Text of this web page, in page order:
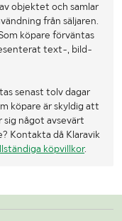
objektet och samlar
från säljaren.
köpare förväntas
text-, bild-
senast tolv dagar
köpare är skyldig att
något avsevärt
Kontakta då Klaravik
köpvillkor.